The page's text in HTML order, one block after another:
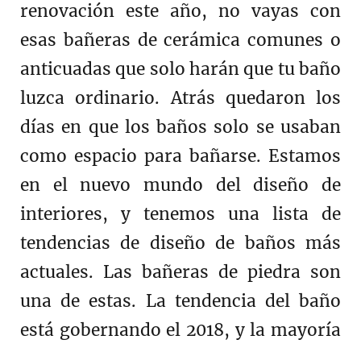
renovación este año, no vayas con
esas bañeras de cerámica comunes o
anticuadas que solo harán que tu baño
luzca ordinario. Atrás quedaron los
días en que los baños solo se usaban
como espacio para bañarse. Estamos
en el nuevo mundo del diseño de
interiores, y tenemos una lista de
tendencias de diseño de baños más
actuales. Las bañeras de piedra son
una de estas. La tendencia del baño
está gobernando el 2018, y la mayoría